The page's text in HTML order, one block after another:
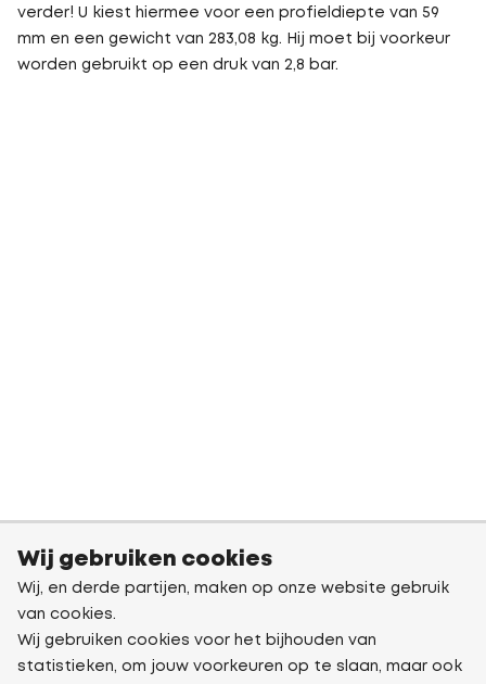
verder! U kiest hiermee voor een profieldiepte van 59
mm en een gewicht van 283,08 kg. Hij moet bij voorkeur
worden gebruikt op een druk van 2,8 bar.
Wij gebruiken cookies
Wij, en derde partijen, maken op onze website gebruik
van cookies.
Wij gebruiken cookies voor het bijhouden van
statistieken, om jouw voorkeuren op te slaan, maar ook